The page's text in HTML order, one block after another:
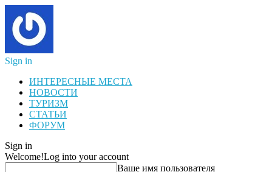
Sign in
ИНТЕРЕСНЫЕ МЕСТА
НОВОСТИ
ТУРИЗМ
СТАТЬИ
ФОРУМ
Sign in
Welcome!Log into your account
Ваше имя пользователя